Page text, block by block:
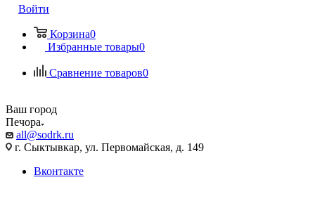
Войти
Корзина0
Избранные товары0
Сравнение товаров0
Ваш город
Печора
all@sodrk.ru
г. Сыктывкар, ул. Первомайская, д. 149
Вконтакте